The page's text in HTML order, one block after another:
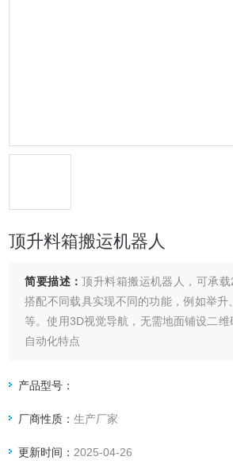
顶升料箱搬运机器人
简要描述：顶升料箱搬运机器人，可承
搭配不同载具实现不同的功能，例如举升
等。使用3D视觉导航，无需地面铺设二
自动化特点
产品型号：
厂商性质：生产厂家
更新时间： 2025-04-26